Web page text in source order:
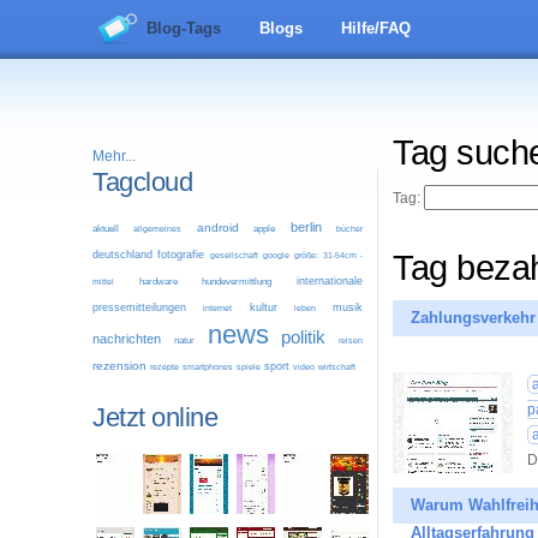
Blog-Tags Blogs Hilfe/FAQ
Mehr...
Tagcloud
aktuell allgemeines android apple berlin bücher
deutschland fotografie gesellschaft google größe: 31-54cm -
mittel hardware hundevermittlung internationale
pressemitteilungen internet kultur leben musik
nachrichten natur news politik reisen
rezension rezepte smartphones spiele sport video wirtschaft
Jetzt online
Tag
Tag:
Tag
Warum
Alltagserfahrung